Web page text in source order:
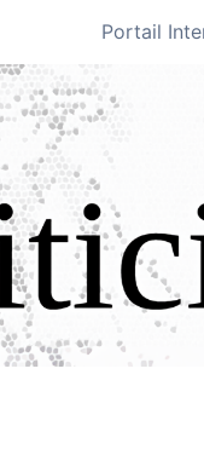
Portail